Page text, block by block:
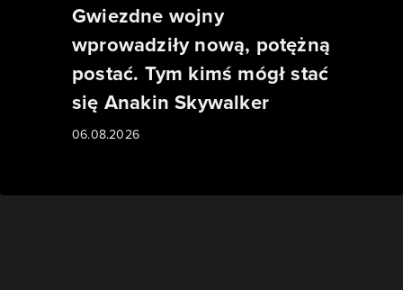
Gwiezdne wojny
wprowadziły nową, potężną
postać. Tym kimś mógł stać
się Anakin Skywalker
06.08.2026